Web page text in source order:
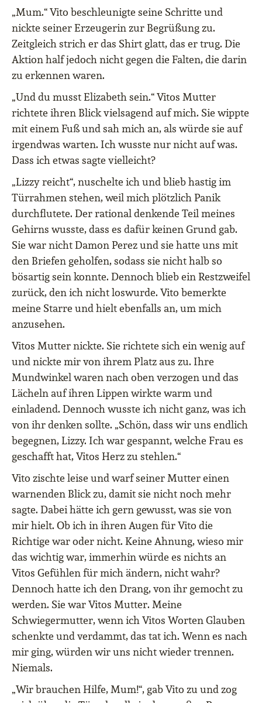
„Mum.“ Vito beschleunigte seine Schritte und
nickte seiner Erzeugerin zur Begrüßung zu.
Zeitgleich strich er das Shirt glatt, das er trug. Die
Aktion half jedoch nicht gegen die Falten, die darin
zu erkennen waren.
„Und du musst Elizabeth sein.“ Vitos Mutter
richtete ihren Blick vielsagend auf mich. Sie wippte
mit einem Fuß und sah mich an, als würde sie auf
irgendwas warten. Ich wusste nur nicht auf was.
Dass ich etwas sagte vielleicht?
„Lizzy reicht“, nuschelte ich und blieb hastig im
Türrahmen stehen, weil mich plötzlich Panik
durchflutete. Der rational denkende Teil meines
Gehirns wusste, dass es dafür keinen Grund gab.
Sie war nicht Damon Perez und sie hatte uns mit
den Briefen geholfen, sodass sie nicht halb so
bösartig sein konnte. Dennoch blieb ein Restzweifel
zurück, den ich nicht loswurde. Vito bemerkte
meine Starre und hielt ebenfalls an, um mich
anzusehen.
Vitos Mutter nickte. Sie richtete sich ein wenig auf
und nickte mir von ihrem Platz aus zu. Ihre
Mundwinkel waren nach oben verzogen und das
Lächeln auf ihren Lippen wirkte warm und
einladend. Dennoch wusste ich nicht ganz, was ich
von ihr denken sollte. „Schön, dass wir uns endlich
begegnen, Lizzy. Ich war gespannt, welche Frau es
geschafft hat, Vitos Herz zu stehlen.“
Vito zischte leise und warf seiner Mutter einen
warnenden Blick zu, damit sie nicht noch mehr
sagte. Dabei hätte ich gern gewusst, was sie von
mir hielt. Ob ich in ihren Augen für Vito die
Richtige war oder nicht. Keine Ahnung, wieso mir
das wichtig war, immerhin würde es nichts an
Vitos Gefühlen für mich ändern, nicht wahr?
Dennoch hatte ich den Drang, von ihr gemocht zu
werden. Sie war Vitos Mutter. Meine
Schwiegermutter, wenn ich Vitos Worten Glauben
schenkte und verdammt, das tat ich. Wenn es nach
mir ging, würden wir uns nicht wieder trennen.
Niemals.
„Wir brauchen Hilfe, Mum!“, gab Vito zu und zog